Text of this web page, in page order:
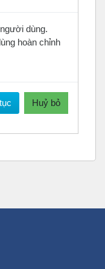
dùng.
hoàn chỉnh
Huỷ bỏ